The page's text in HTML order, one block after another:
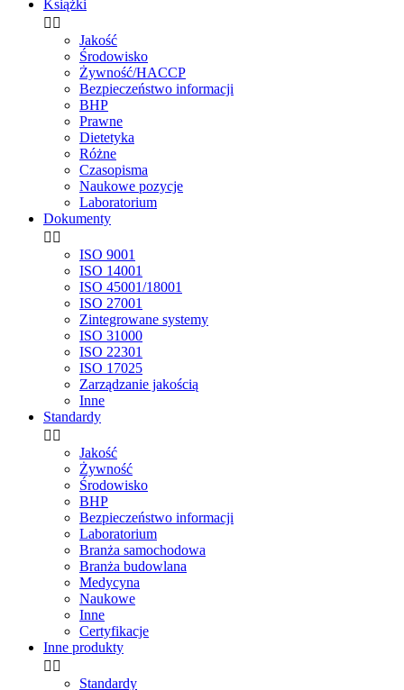
Książki
 
Jakość
Środowisko
Żywność/HACCP
Bezpieczeństwo informacji
BHP
Prawne
Dietetyka
Różne
Czasopisma
Naukowe pozycje
Laboratorium
Dokumenty
 
ISO 9001
ISO 14001
ISO 45001/18001
ISO 27001
Zintegrowane systemy
ISO 31000
ISO 22301
ISO 17025
Zarządzanie jakością
Inne
Standardy
 
Jakość
Żywność
Środowisko
BHP
Bezpieczeństwo informacji
Laboratorium
Branża samochodowa
Branża budowlana
Medycyna
Naukowe
Inne
Certyfikacje
Inne produkty
 
Standardy